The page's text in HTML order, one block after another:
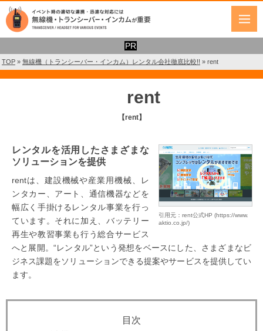
TOP » 無線機（トランシーバー・インカム）レンタル会社徹底比較!! » rent
rent
【rent】
引用元：rent公式HP (https://www.
aktio.co.jp/)
レンタルを活用したさまざまな
ソリューションを提供
rentは、建設機械や産業用機械、レ
ンタカー、アート、通信機器などを
幅広く手掛けるレンタル事業を行っ
ています。それに加え、バッテリー
再生や教習事業も行う総合サービス
へと展開。“レンタル”という発想をベースにした、さまざまなビ
ジネス課題をソリューションできる提案やサービスを提供してい
ます。